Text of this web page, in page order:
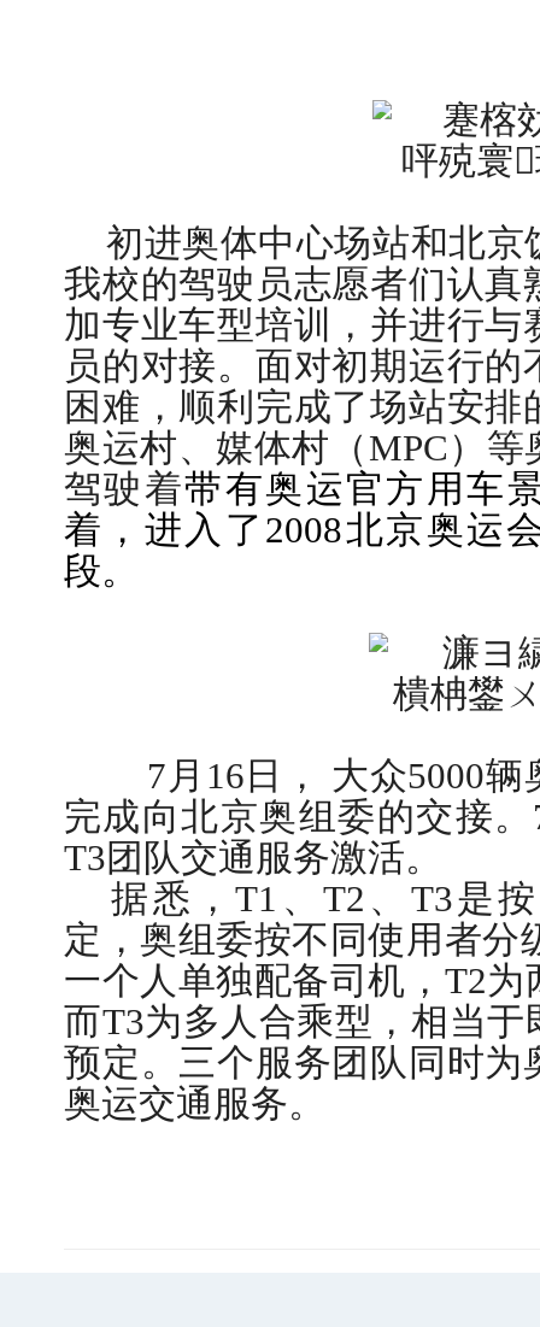
初进奥体中心场站和北京
我校的驾驶员志愿者们认真
加专业车型培训，并进行与
员的对接。面对初期运行
困难，顺利完成了场站安
奥运村、媒体村（ MPC ）等
驾驶着带有奥运官方用车
着，进入了 2008北京奥运
段。
7 月 16 日 ， 大众5000辆
完成向北京奥组委的交接。
T3团队交通服务激活。
据悉，T1 、T2 、 T3是
定，奥组委按不同使用者分
一个人单独配备司机， T2为
而T3为多人合乘型，相当
预定。三个服务团队同时为
奥运交通服务。
学校志愿服务冬奥会和冬残奥会专题